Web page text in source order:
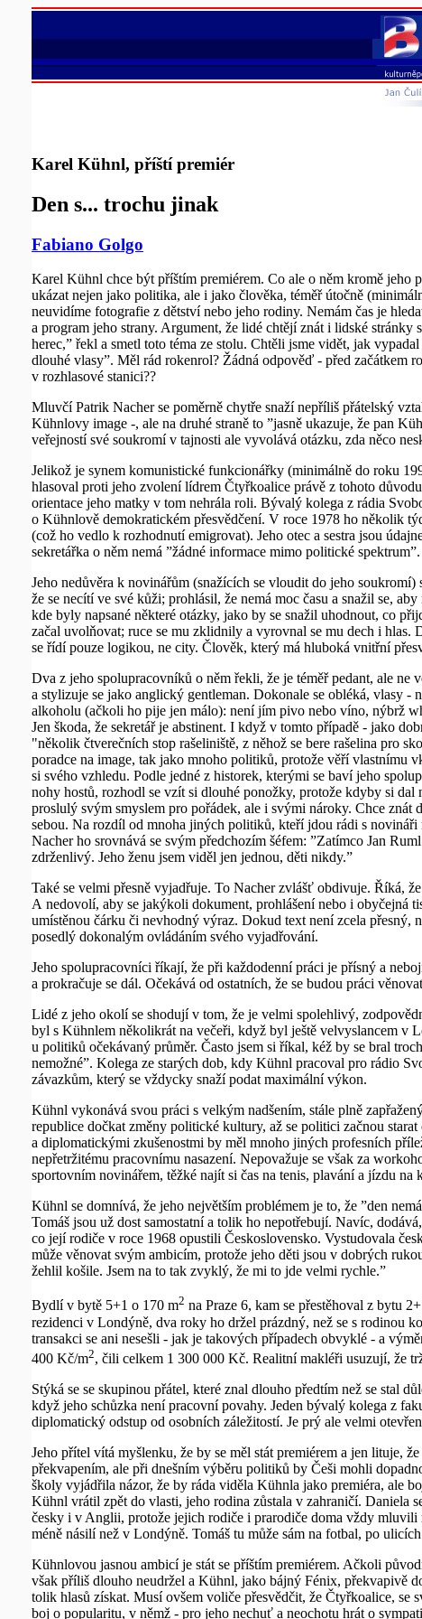
Karel Kühnl, příští premiér
Den s... trochu jinak
Fabiano Golgo
Karel Kühnl chce být příštím premiérem. Co ale o něm kromě
ukázat nejen jako politika, ale i jako člověka, téměř útočně
neuvidíme fotografie z dětství nebo jeho rodiny. Nemám čas je
a program jeho strany. Argument, že lidé chtějí znát i lidské
herec,” řekl a smetl toto téma ze stolu. Chtěli jsme vidět, jak
dlouhé vlasy”. Měl rád rokenrol? Žádná odpověď - před
v rozhlasové stanici??
Mluvčí Patrik Nacher se poměrně chytře snaží nepříliš přátelský
Kühnlovy image -, ale na druhé straně to ”jasně ukazuje, že pan
veřejností své soukromí v tajnosti ale vyvolává otázku, zda něco
Jelikož je synem komunistické funkcionářky (minimálně do roku
hlasoval proti jeho zvolení lídrem Čtyřkoalice právě z tohoto
orientace jeho matky v tom nehrála roli. Bývalý kolega z rádia
o Kühnlově demokratickém přesvědčení. V roce 1978 ho několik
(což ho vedlo k rozhodnutí emigrovat). Jeho otec a sestra jsou
sekretářka o něm nemá ”žádné informace mimo politické spektrum”.
Jeho nedůvěra k novinářům (snažících se vloudit do jeho
že se necítí ve své kůži; prohlásil, že nemá moc času a snažil se,
kde byly napsané některé otázky, jako by se snažil uhodnout, co
začal uvolňovat; ruce se mu zklidnily a vyrovnal se mu dech i
se řídí pouze logikou, ne city. Člověk, který má hluboká vnitřní
Dva z jeho spolupracovníků o něm řekli, že je téměř pedant, ale ne
a stylizuje se jako anglický gentleman. Dokonale se obléká, vlasy -
alkoholu (ačkoli ho pije jen málo): není jím pivo nebo víno, nýbrž
Jen škoda, že sekretář je abstinent. I když v tomto případě - jako
"několik čtverečních stop rašeliniště, z něhož se bere rašelina pro
poradce na image, tak jako mnoho politiků, protože věří vlastnímu
si svého vzhledu. Podle jedné z historek, kterými se baví jeho
nohy hostů, rozhodl se vzít si dlouhé ponožky, protože kdyby si
proslulý svým smyslem pro pořádek, ale i svými nároky. Chce znát
sebou. Na rozdíl od mnoha jiných politiků, kteří jdou rádi s
Nacher ho srovnává se svým předchozím šéfem: ”Zatímco Jan
zdrženlivý. Jeho ženu jsem viděl jen jednou, děti nikdy.”
Také se velmi přesně vyjadřuje. To Nacher zvlášť obdivuje. Říká,
A nedovolí, aby se jakýkoli dokument, prohlášení nebo i obyčejná
umístěnou čárku či nevhodný výraz. Dokud text není zcela
posedlý dokonalým ovládáním svého vyjadřování.
Jeho spolupracovníci říkají, že při každodenní práci je přísný a
a prokračuje se dál. Očekává od ostatních, že se budou práci
Lidé z jeho okolí se shodují v tom, že je velmi spolehlivý,
byl s Kühnlem několikrát na večeři, když byl ještě velvyslancem v
u politiků očekávaný průměr. Často jsem si říkal, kéž by se bral
nemožné”. Kolega ze starých dob, kdy Kühnl pracoval pro rádio
závazkům, který se vždycky snaží podat maximální výkon.
Kühnl vykonává svou práci s velkým nadšením, stále plně
republice dočkat změny politické kultury, až se politici začnou
a diplomatickými zkušenostmi by měl mnoho jiných profesních
nepřetržitému pracovnímu nasazení. Nepovažuje se však za
sportovním novinářem, těžké najít si čas na tenis, plavání a jízdu
Kühnl se domnívá, že jeho největším problémem je to, že ”den
Tomáš jsou už dost samostatní a tolik ho nepotřebují. Navíc,
co její rodiče v roce 1968 opustili Československo. Vystudovala
může věnovat svým ambicím, protože jeho děti jsou v dobrých
žehlil košile. Jsem na to tak zvyklý, že mi to jde velmi rychle.”
Bydlí v bytě 5+1 o 170 m2 na Praze 6, kam se přestěhoval z bytu
rezidenci v Londýně, dva roky ho držel prázdný, než se s rodinou
transakci se ani nesešli - jak je takových případech obvyklé - a
400 Kč/m2, čili celkem 1 300 000 Kč. Realitní makléři usuzují, že
Stýká se se skupinou přátel, které znal dlouho předtím než se stal
když jeho schůzka není pracovní povahy. Jeden bývalý kolega z
diplomatický odstup od osobních záležitostí. Je prý ale velmi
Jeho přítel vítá myšlenku, že by se měl stát premiérem a jen lituje,
překvapením, ale při dnešním výběru politiků by Češi mohli
školy vyjádřila názor, že by ráda viděla Kühnla jako premiéra, ale
Kühnl vrátil zpět do vlasti, jeho rodina zůstala v zahraničí. Daniela
česky i v Anglii, protože jejich rodiče i prarodiče doma vždy
méně násilí než v Londýně. Tomáš tu může sám na fotbal, po
Kühnlovou jasnou ambicí je stát se příštím premiérem. Ačkoli
však příliš dlouho neudržel a Kühnl, jako bájný Fénix, překvapivě
tolik hlasů získat. Musí ovšem voliče přesvědčit, že Čtyřkoalice, se
boj o popularitu, v němž - pro jeho nechuť a neochotu hrát o